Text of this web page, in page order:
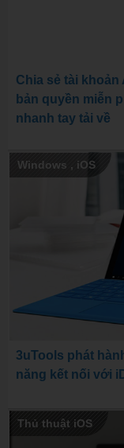
Chia sẻ tài khoản
bản quyền miễn
nhanh tay tải về
Windows , iOS
3uTools phát
năng kết nối với
Thủ thuật iOS